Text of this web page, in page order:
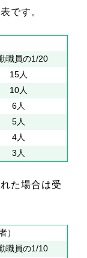
です。
職員の1/20
15人
10人
6人
5人
4人
3人
た場合は受
）
職員の1/10